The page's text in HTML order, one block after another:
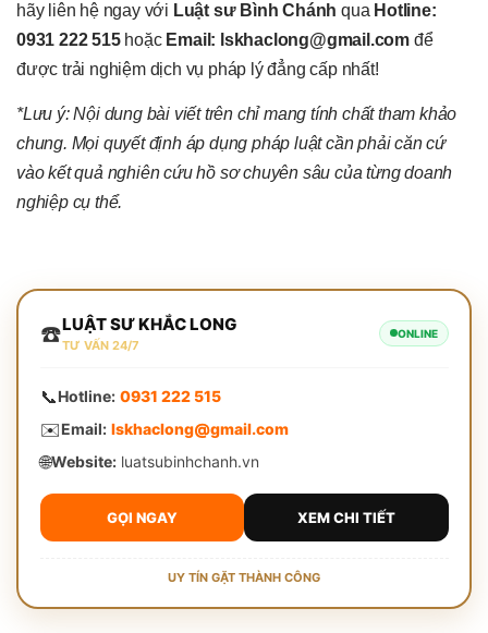
hãy liên hệ ngay với Luật sư Bình Chánh qua Hotline:
0931 222 515hoặc Email: lskhaclong@gmail.com để
được trải nghiệm dịch vụ pháp lý đẳng cấp nhất!
*Lưu ý: Nội dung bài viết trên chỉ mang tính chất tham khảo
chung. Mọi quyết định áp dụng pháp luật cần phải căn cứ
vào kết quả nghiên cứu hồ sơ chuyên sâu của từng doanh
nghiệp cụ thể.
☎️LUẬT SƯ KHẮC LONG
TƯ VẤN 24/7
ONLINE
📞Hotline: 0931 222 515
✉️Email: lskhaclong@gmail.com
🌐Website:luatsubinhchanh.vn
GỌI NGAY XEM CHI TIẾT
UY TÍN GẶT THÀNH CÔNG